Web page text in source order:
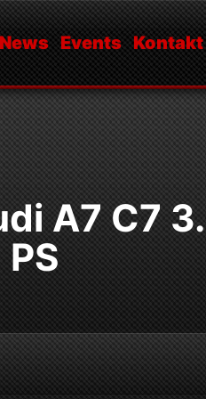
News Events Kontakt
A7 C7